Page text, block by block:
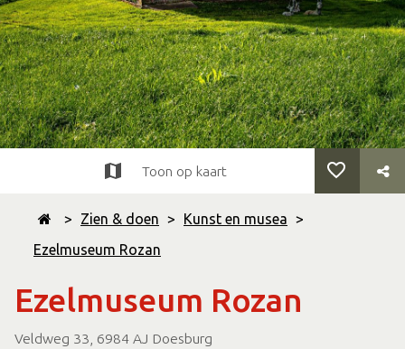
> Zien & doen > Kunst en musea >
Ezelmuseum Rozan
Ezelmuseum Rozan
Veldweg 33, 6984 AJ Doesburg
Toon op kaart